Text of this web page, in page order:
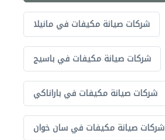
شركات صيانة مكيفات في مانيلا
شركات صيانة مكيفات في باسيج
شركات صيانة مكيفات في باراناكي
شركات صيانة مكيفات في سان خوان